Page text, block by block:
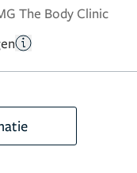
The Body Clinic